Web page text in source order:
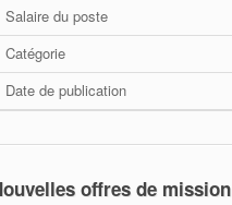
Salaire du poste
Catégorie
Date de publication
offres de mission